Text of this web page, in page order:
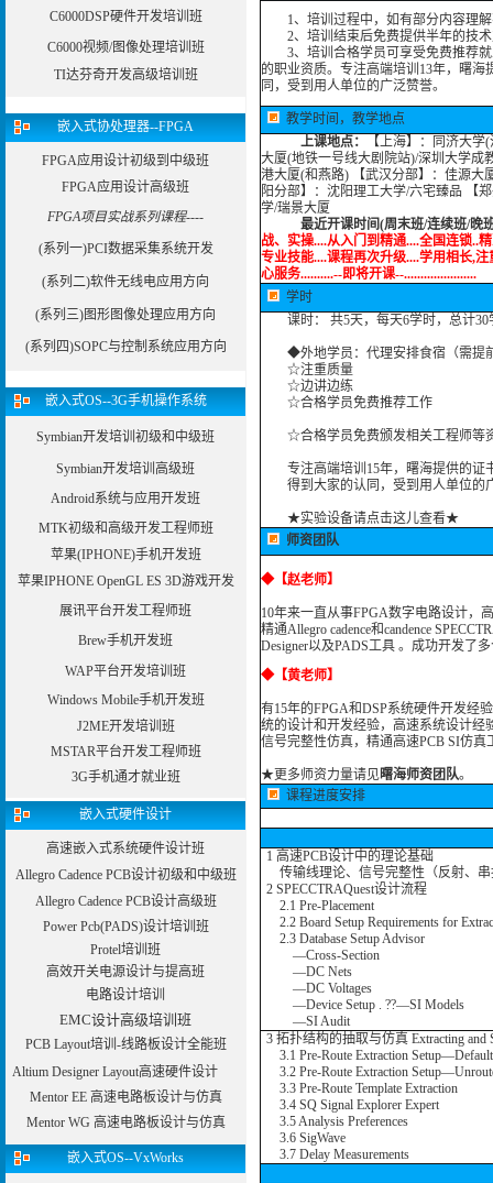
C6000DSP硬件开发培训班
C6000视频/图像处理培训班
TI达芬奇开发高级培训班
嵌入式协处理器--FPGA
FPGA应用设计初级到中级班
FPGA应用设计高级班
FPGA项目实战系列课程----
(系列一)PCI数据采集系统开发
(系列二)软件无线电应用方向
(系列三)图形图像处理应用方向
(系列四)SOPC与控制系统应用方向
嵌入式OS--3G手机操作系统
Symbian开发培训初级和中级班
Symbian开发培训高级班
Android系统与应用开发班
MTK初级和高级开发工程师班
苹果(IPHONE)手机开发班
苹果IPHONE OpenGL ES 3D游戏开发
展讯平台开发工程师班
Brew手机开发班
WAP平台开发培训班
Windows Mobile手机开发班
J2ME开发培训班
MSTAR平台开发工程师班
3G手机通才就业班
嵌入式硬件设计
高速嵌入式系统硬件设计班
Allegro Cadence PCB设计初级和中级班
Allegro Cadence PCB设计高级班
Power Pcb(PADS)设计培训班
Protel培训班
高效开关电源设计与提高班
电路设计培训
EMC设计高级培训班
PCB Layout培训-线路板设计全能班
Altium Designer Layout高速硬件设计
Mentor EE 高速电路板设计与仿真
Mentor WG 高速电路板设计与仿真
嵌入式OS--VxWorks
1、培训过程中，如有部分内容理解
2、培训结束后免费提供半年的技术
3、培训合格学员可享受免费推荐就
的职业资质。专注高端培训13年，曙
同，受到用人单位的广泛赞誉。
教学时间，教学地点
上课地点：
【上海】：同济大
大厦(地铁一号线大剧院站)/深圳大学成
港大厦(和燕路) 【武汉分部】：佳源大
阳分部】：沈阳理工大学/六宅臻品 【
学/瑞景大厦
最近开课时间(周末班/连续班/晚
战、实操....从入门到精通....全国连锁..
专业技能....课程再次升级....学用相长,
心服务..........--即将开课--......................
学时
课时： 共5天，每天6学时，总计30
◆外地学员：代理安排食宿（需提
☆注重质量
☆边讲边练
☆合格学员免费推荐工作
☆合格学员免费颁发相关工程师等
专注高端培训15年，曙海提供的证
得到大家的认同，受到用人单位的
★实验设备请点击这儿查看★
师资团队
◆【赵老师】
10年来一直从事FPGA数字电路设计，
精通Allegro cadence和candence
Designer以及PADS工具 。成功开发了
◆【黄老师】
有15年的FPGA和DSP系统硬件开发经
统的设计和开发经验，高速系统设计经
信号完整性仿真，精通高速PCB SI仿真
★更多师资力量请见曙海师资团队。
课程进度安排
1 高速PCB设计中的理论基础
传输线理论、信号完整性（反射、
2 SPECCTRAQuest设计流程
2.1 Pre-Placement
2.2 Board Setup Requirements for
2.3 Database Setup Advisor
—Cross-Section
—DC Nets
—DC Voltages
—Device Setup . ??—SI Models
—SI Audit
3 拓扑结构的抽取与仿真 Extracting and
3.1 Pre-Route Extraction
3.2 Pre-Route Extraction
3.3 Pre-Route Template Extraction
3.4 SQ Signal Explorer Expert
3.5 Analysis Preferences
3.6 SigWave
3.7 Delay Measurements